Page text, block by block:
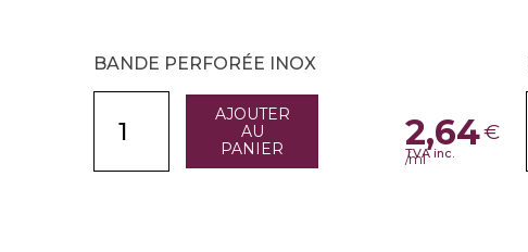
BANDE PERFORÉE INOX
AJOUTER
AU
PANIER
2,64€
TVA inc.
/ml